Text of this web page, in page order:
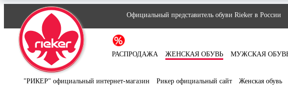
Официальный представитель обуви Rieker в России
РАСПРОДАЖА ЖЕНСКАЯ ОБУВЬ МУЖСКАЯ
"РИКЕР" официальный интернет-магазин Рикер официальный сайт Женская обувь